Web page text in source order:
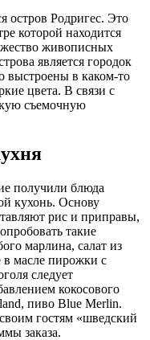
остров Родригес. Это
которой находится
живописных
является городок
выстроены в каком-то
цвета. В связи с
съемочную
получили блюда
кухонь. Основу
рис и приправы,
такие
марлина, салат из
масле пирожки с
следует
кокосового
пиво Blue Merlin.
гостям «шведский
заказа.